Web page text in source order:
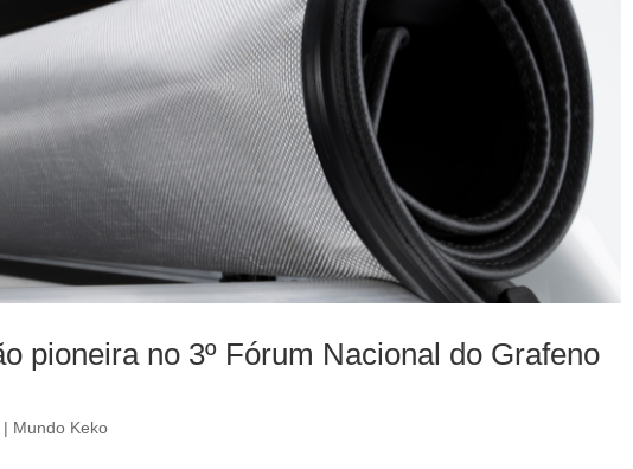
pioneira no 3º Fórum Nacional do Grafeno
| Mundo Keko